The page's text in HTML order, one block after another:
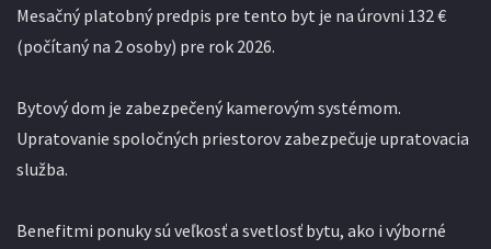
Mesačný platobný predpis pre tento byt je na úrovni 132 €
(počítaný na 2 osoby) pre rok 2026.
Bytový dom je zabezpečený kamerovým systémom.
Upratovanie spoločných priestorov zabezpečuje upratovacia
služba.
Benefitmi ponuky sú veľkosť a svetlosť bytu, ako i výborné